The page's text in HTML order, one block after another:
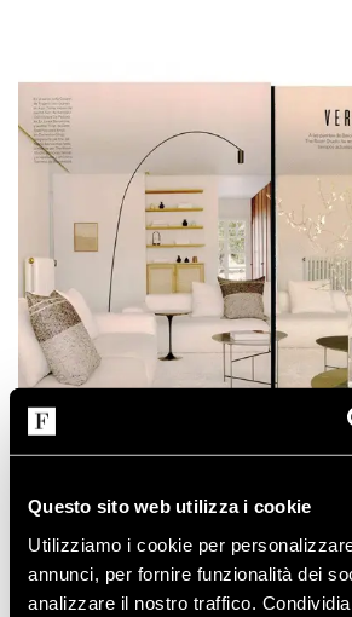
Questo sito web utilizza i cookie
Utilizziamo i cookie per
annunci, per fornire funzionalità dei
analizzare il nostro traffico.